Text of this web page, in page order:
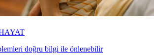
doğru bilgi ile önlenebilir